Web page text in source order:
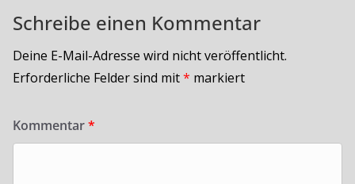
Schreibe einen Kommentar
Deine E-Mail-Adresse wird nicht veröffentlicht.
Erforderliche Felder sind mit* markiert
Kommentar*